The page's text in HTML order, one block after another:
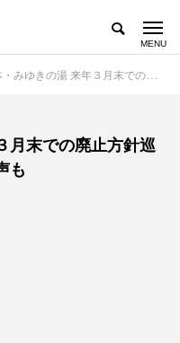
湯 来年３月末での廃止方針巡り 地元から「説明不足」の声も
月末での廃止方針巡
も